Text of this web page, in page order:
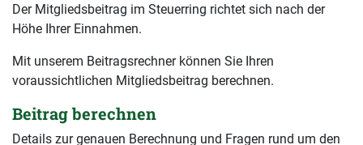
Der Mitgliedsbeitrag im Steuerring richtet sich nach der
Höhe Ihrer Einnahmen.
Mit unserem Beitragsrechner können Sie Ihren
voraussichtlichen Mitgliedsbeitrag berechnen.
Beitrag berechnen
Details zur genauen Berechnung und Fragen rund um den